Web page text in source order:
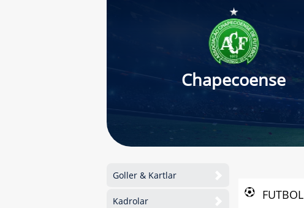
Chapecoense
Goller & Kartlar
Kadrolar FUTBOL